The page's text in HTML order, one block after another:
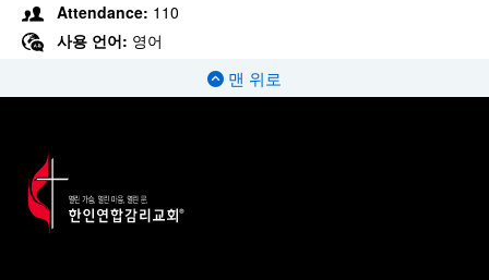
Attendance: 110
사용 언어: 영어
맨 위로